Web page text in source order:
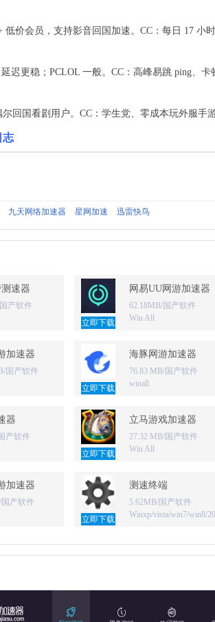
低价会员，支持影音回国加速。CC：每日 17 小
迟更稳；PCLOL 一般。CC：高峰易跳 ping、
回国看剧用户。CC：学生党、零成本玩外服手
志
九天网络加速器 星网加速 迅雷快鸟
速器
产软件
立即下载
网易UU网游加速器
62.18MB/国产软件
Win All
加速器
国产软件
立即下载
海豚网游加速器
76.83 MB/国产软件
winall
器
产软件
立即下载
立马游戏加速器
27.32 MB/国产软件
Win All
加速器
国产软件
立即下载
测速终端
5.62MB/国产软件
Winxp/vista/win7/win8/